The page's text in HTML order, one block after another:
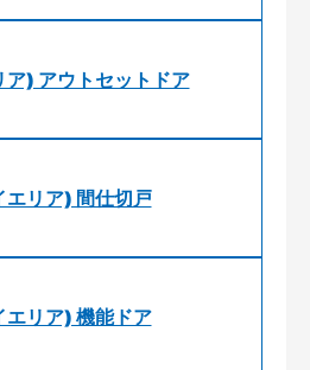
) アウトセットドア
リア) 間仕切戸
リア) 機能ドア